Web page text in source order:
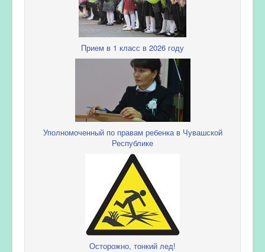
Прием в 1 класс в 2026 году
Уполномоченный по правам ребенка в Чувашской
Республике
Осторожно, тонкий лед!